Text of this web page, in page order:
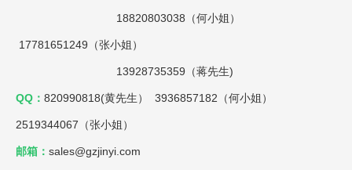
18820803038（何小姐）
17781651249（张小姐）
13928735359（蒋先生)
QQ： 820990818(黄先生） 3936857182（何小姐）
2519344067（张小姐）
邮箱： sales@gzjinyi.com